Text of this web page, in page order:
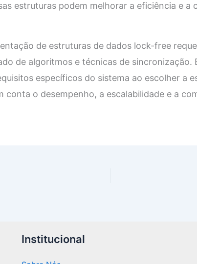
estruturas podem melhorar a eficiência e a
de estruturas de dados lock-free
de algoritmos e técnicas de sincronização.
específicos do sistema ao escolher a
conta o desempenho, a escalabilidade e a
Institucional